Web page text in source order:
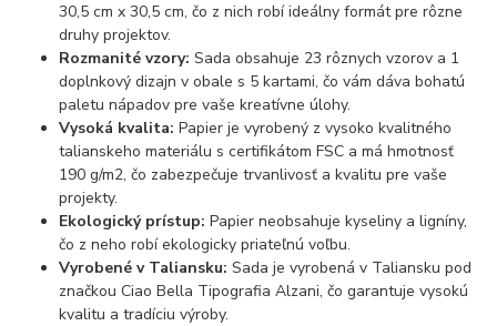
30,5 cm x 30,5 cm, čo z nich robí ideálny formát pre rôzne
druhy projektov.
Rozmanité vzory: Sada obsahuje 23 rôznych vzorov a 1
doplnkový dizajn v obale s 5 kartami, čo vám dáva bohatú
paletu nápadov pre vaše kreatívne úlohy.
Vysoká kvalita: Papier je vyrobený z vysoko kvalitného
talianskeho materiálu s certifikátom FSC a má hmotnosť
190 g/m2, čo zabezpečuje trvanlivosť a kvalitu pre vaše
projekty.
Ekologický prístup: Papier neobsahuje kyseliny a ligníny,
čo z neho robí ekologicky priateľnú voľbu.
Vyrobené v Taliansku: Sada je vyrobená v Taliansku pod
značkou Ciao Bella Tipografia Alzani, čo garantuje vysokú
kvalitu a tradíciu výroby.